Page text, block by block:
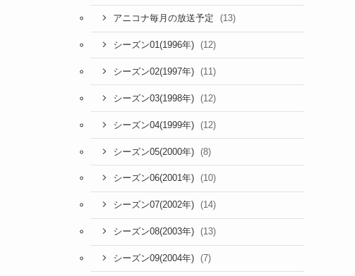
アニコナ毎月の放送予定 (13)
シーズン01(1996年) (12)
シーズン02(1997年) (11)
シーズン03(1998年) (12)
シーズン04(1999年) (12)
シーズン05(2000年) (8)
シーズン06(2001年) (10)
シーズン07(2002年) (14)
シーズン08(2003年) (13)
シーズン09(2004年) (7)